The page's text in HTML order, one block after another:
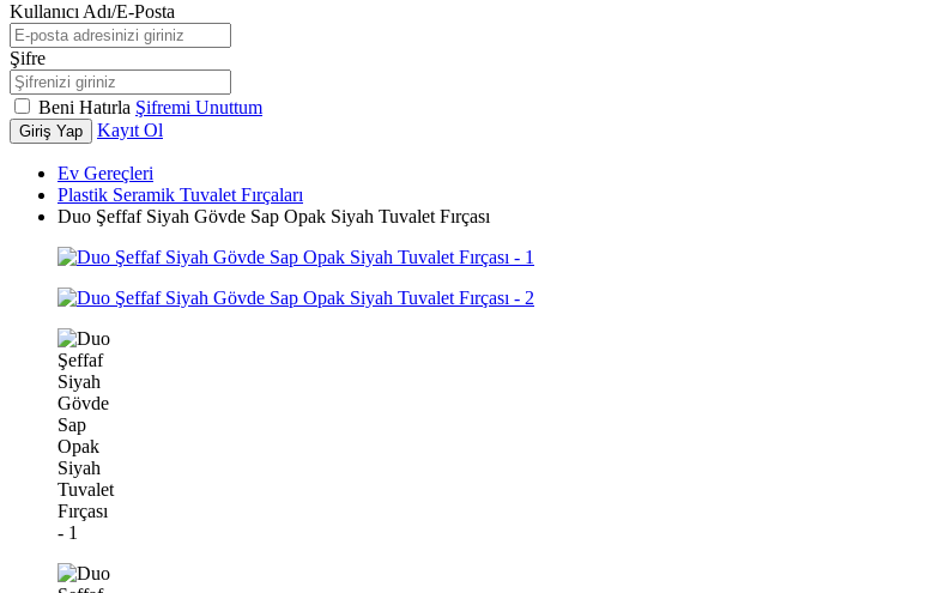
Kullanıcı Adı/E-Posta
Şifre
Beni Hatırla Şifremi Unuttum
Giriş Yap Kayıt Ol
Ev Gereçleri
Plastik Seramik Tuvalet Fırçaları
Duo Şeffaf Siyah Gövde Sap Opak Siyah Tuvalet Fırçası